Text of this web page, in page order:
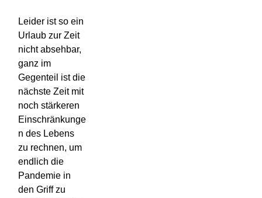
Leider ist so ein
Urlaub zur Zeit
nicht absehbar,
ganz im
Gegenteil ist die
nächste Zeit mit
noch stärkeren
Einschränkunge
n des Lebens
zu rechnen, um
endlich die
Pandemie in
den Griff zu